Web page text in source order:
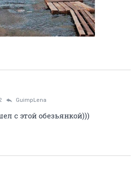
GuimpLena
с этой обезьянкой)))